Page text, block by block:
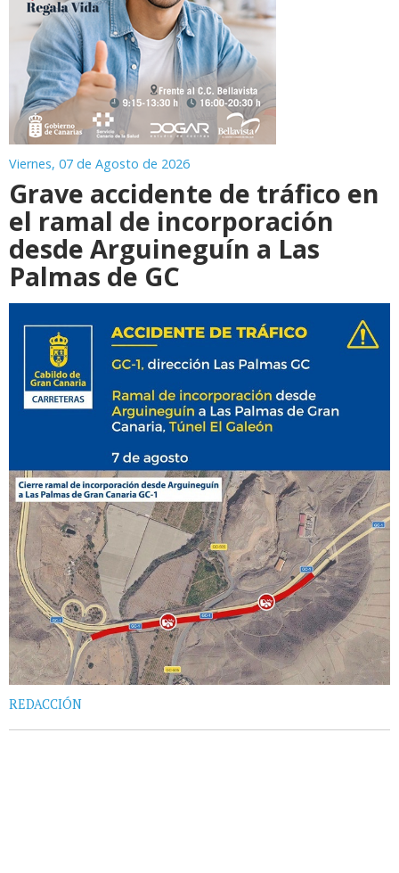
Viernes, 07 de Agosto de 2026
Grave accidente de tráfico en
el ramal de incorporación
desde Arguineguín a Las
Palmas de GC
REDACCIÓN